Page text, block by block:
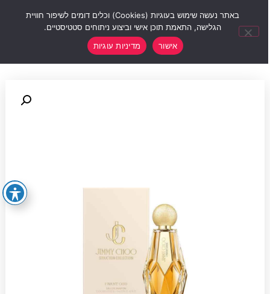
באתר נעשה שימוש בעוגיות (Cookies) וכלים דומים לשיפור חוויית
הגלישה, התאמת תוכן אישי וביצוע ניתוחים סטטיסטיים.
אישור
מדיניות עוגיות